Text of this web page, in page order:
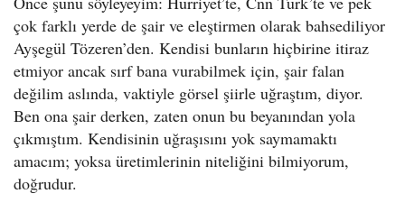
çok farklı yerde de şair ve eleştirmen olarak bahsediliyor
Ayşegül Tözeren’den. Kendisi bunların hiçbirine itiraz
etmiyor ancak sırf bana vurabilmek için, şair falan
değilim aslında, vaktiyle görsel şiirle uğraştım, diyor.
Ben ona şair derken, zaten onun bu beyanından yola
çıkmıştım. Kendisinin uğraşısını yok saymamaktı
amacım; yoksa üretimlerinin niteliğini bilmiyorum,
doğrudur.